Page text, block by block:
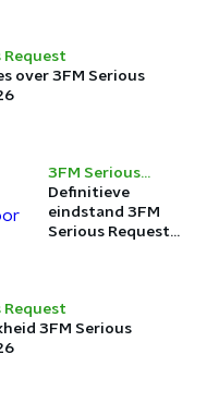
Request
over 3FM Serious
3FM Serious
Request
Definitieve
eindstand 3FM
Serious Request
Spieren
Request
3FM Serious